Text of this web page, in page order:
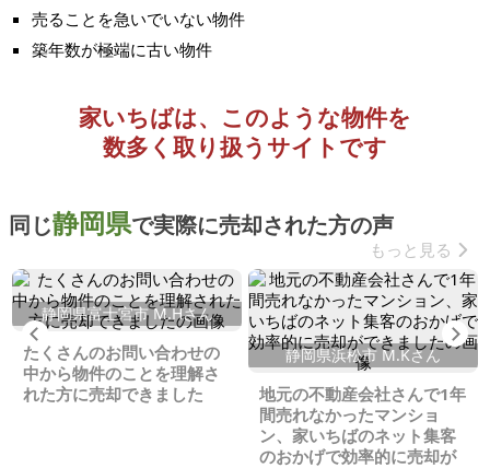
売ることを急いでいない物件
築年数が極端に古い物件
家いちばは、このような物件を
数多く取り扱うサイトです
同じ静岡県で実際に売却された方の声
もっと見る
Previous
静岡県富士宮市 M.Hさん
たくさんのお問い合わせの
中から物件のことを理解さ
れた方に売却できました
静岡県浜松市 M.Kさん
地元の不動産会社さんで1年
間売れなかったマンショ
ン、家いちばのネット集客
のおかげで効率的に売却が